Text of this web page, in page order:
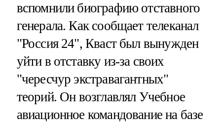
вспомнили биографию отставного
генерала. Как сообщает телеканал
"Россия 24", Кваст был вынужден
уйти в отставку из-за своих
"чересчур экстравагантных"
теорий. Он возглавлял Учебное
авиационное командование на базе